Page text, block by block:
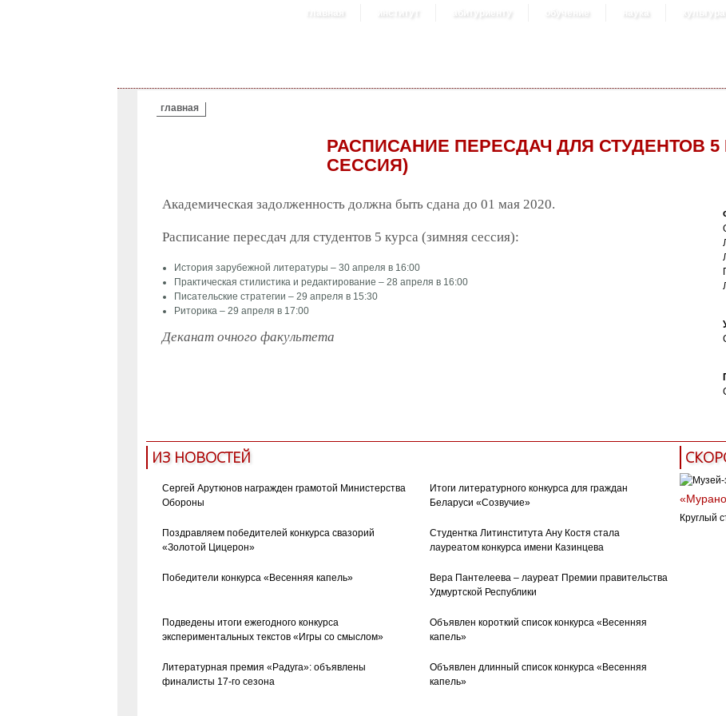
главная институт абитуриенту обучение наука культура
ВЫ ЗДЕСЬ
главная
РАСПИСАНИЕ ПЕРЕСДАЧ ДЛЯ СТУДЕНТОВ
СЕССИЯ)
Академическая задолженность должна быть сдана до 01 мая 2020.
Расписание пересдач для студентов 5 курса (зимняя сессия):
История зарубежной литературы – 30 апреля в 16:00
Практическая стилистика и редактирование – 28 апреля в 16:00
Писательские стратегии – 29 апреля в 15:30
Риторика – 29 апреля в 17:00
Деканат очного факультета
ИЗ НОВОСТЕЙ
Сергей Арутюнов награжден грамотой Министерства
Обороны
Итоги литературного конкурса для граждан
Беларуси «Созвучие»
Поздравляем победителей конкурса свазорий
«Золотой Цицерон»
Студентка Литинститута Ану Костя стала
лауреатом конкурса имени Казинцева
Победители конкурса «Весенняя капель»
Вера Пантелеева – лауреат Премии правительства
Удмуртской Республики
Подведены итоги ежегодного конкурса
экспериментальных текстов «Игры со смыслом»
Объявлен короткий список конкурса «Весенняя
капель»
Литературная премия «Радуга»: объявлены
финалисты 17-го сезона
Объявлен длинный список конкурса «Весенняя
капель»
Круглый